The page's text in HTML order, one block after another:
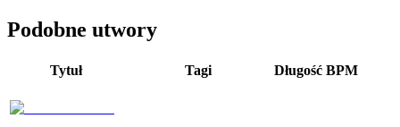
Podobne utwory
Tytuł Tagi Długość BPM